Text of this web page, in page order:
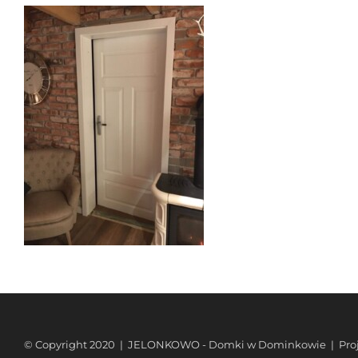
© Copyright 2020 | JELONKOWO - Domki w Dominkowie |